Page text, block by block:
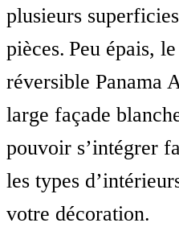
plusieurs
pièces. Peu épais,
réversible Panama
large façade
pouvoir s’intégrer
les types
votre décoration.